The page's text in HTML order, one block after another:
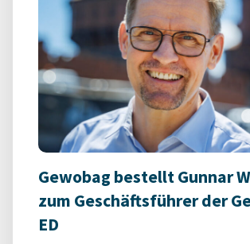
Gewobag bestellt Gunnar
zum Geschäftsführer der
ED